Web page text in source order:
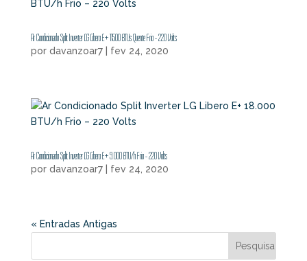
Ar Condicionado Split Inverter LG Libero E+ 11500 BTUs Quente Frio – 220 Volts
por davanzoar7| fev 24, 2020
Ar Condicionado Split Inverter LG Libero E+ 9.000 BTU/h Frio – 220 Volts
por davanzoar7| fev 24, 2020
« Entradas Antigas